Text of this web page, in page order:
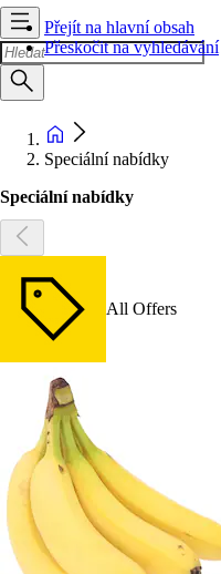
Přejít na hlavní obsah
Přeskočit na vyhledávání
Speciální nabídky
Speciální nabídky
All Offers